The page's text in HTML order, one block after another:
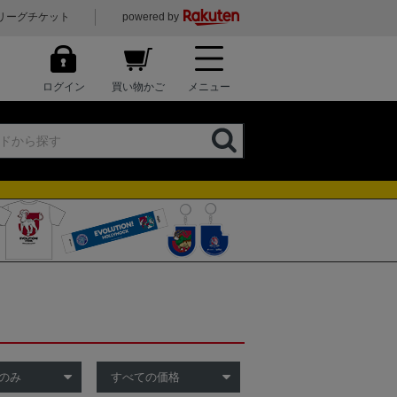
ーグチケット powered by
ログイン 買い物かご メニュー